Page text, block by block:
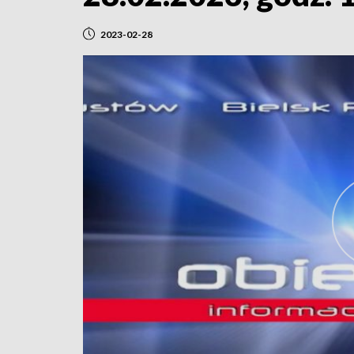
2023-02-28